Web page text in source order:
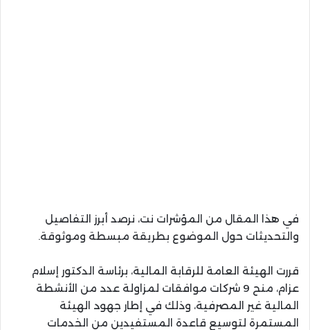
في هذا المقال من المؤشرات نت، نرصد أبرز التفاصيل
والتحديثات حول الموضوع بطريقة مبسطة وموثوقة.
قررت الهيئة العامة للرقابة المالية، برئاسة الدكتور إسلام
عزام، منح 9 شركات موافقات لمزاولة عدد من الأنشطة
المالية غير المصرفية، وذلك في إطار جهود الهيئة
المستمرة لتوسيع قاعدة المستفيدين من الخدمات